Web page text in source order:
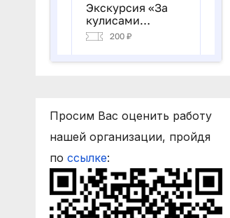
Просим Вас оценить работу
нашей организации, пройдя
по ссылке: